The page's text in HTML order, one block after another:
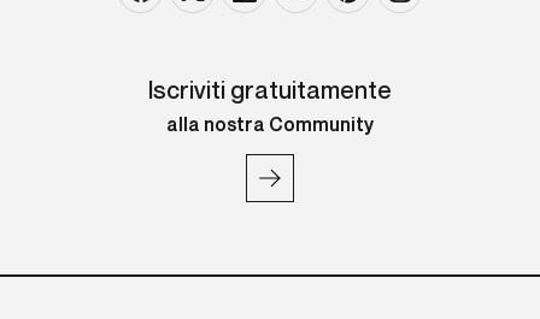
Iscriviti gratuitamente
alla nostra Community